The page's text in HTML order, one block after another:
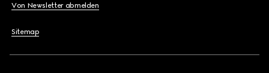
Von Newsletter abmelden
Sitemap